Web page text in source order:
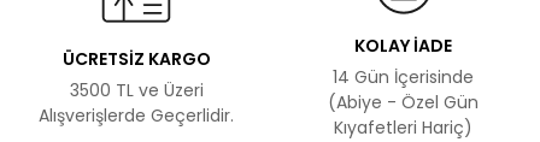
ÜCRETSİZ KARGO
3500 TL ve Üzeri
Alışverişlerde Geçerlidir.
KOLAY İADE
14 Gün İçerisinde
(Abiye - Özel Gün
Kıyafetleri Hariç)